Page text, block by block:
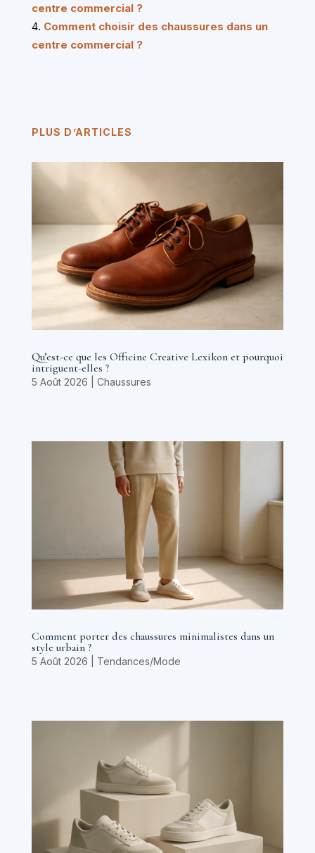
centre commercial ?
Comment choisir des chaussures dans un
centre commercial ?
PLUS D’ARTICLES
Qu’est-ce que les Officine Creative Lexikon et pourquoi
intriguent-elles ?
5 Août 2026 Chaussures
Comment porter des chaussures minimalistes dans un
style urbain ?
5 Août 2026 Tendances/Mode